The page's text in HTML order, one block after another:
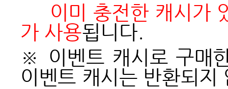
이미 충전한 캐시가
가 사용됩니다.
※ 이벤트 캐시로 구매
이벤트 캐시는 반환되지